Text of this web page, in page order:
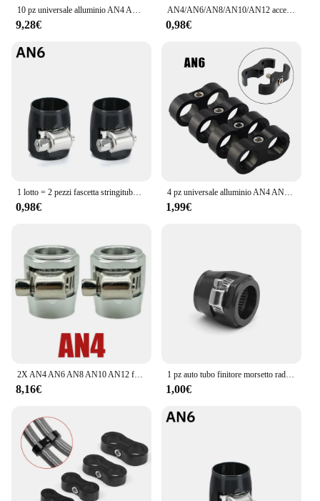
10 pz universale alluminio AN4 AN6 AN8 AN10 AN12 auto Billet olio combustibile acqua tubo tubo separatore divisore morsetto linea separatore staffa
9,28€
AN4/AN6/AN8/AN10/AN12 accessori per la modifica dell'auto in alluminio
0,98€
1 lotto = 2 pezzi fascetta stringitubo AN4 AN6 AN8 AN10 AN12 tubo carburante clip olio acqua tubo raccordi per tubi flessibili finitore morsetti finiture esagonali
0,98€
4 pz universale alluminio AN4 AN6 AN8 AN10 Billet olio combustibile acqua tubo tubo separatore divisore morsetto linea separatore Kit
1,99€
8,16€
1 pz auto tubo finitore morsetto radiatore modificato tubo del carburante Clip fibbia universale fascette stringitubo finitura estremità olio AN4 AN6 AN8 AN10 AN12
1,00€